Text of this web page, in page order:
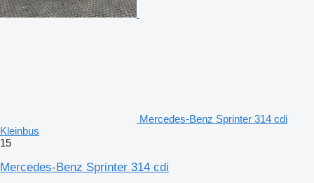
Mercedes-Benz Sprinter 314 cdi
Kleinbus
15
Mercedes-Benz Sprinter 314 cdi